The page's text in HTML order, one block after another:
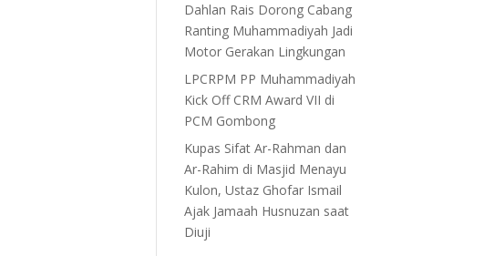
Dahlan Rais Dorong Cabang
Ranting Muhammadiyah Jadi
Motor Gerakan Lingkungan
LPCRPM PP Muhammadiyah
Kick Off CRM Award VII di
PCM Gombong
Kupas Sifat Ar-Rahman dan
Ar-Rahim di Masjid Menayu
Kulon, Ustaz Ghofar Ismail
Ajak Jamaah Husnuzan saat
Diuji